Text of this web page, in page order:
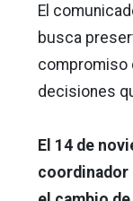
El
busca
compromiso
decisiones
El 14 de
coordinador